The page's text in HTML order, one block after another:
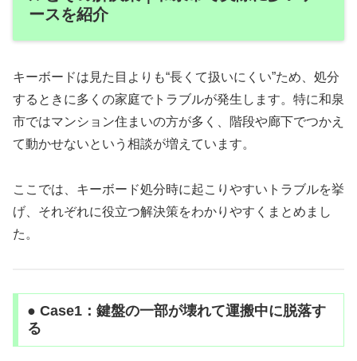
ースを紹介
キーボードは見た目よりも“長くて扱いにくい”ため、処分
するときに多くの家庭でトラブルが発生します。特に和泉
市ではマンション住まいの方が多く、階段や廊下でつかえ
て動かせないという相談が増えています。
ここでは、キーボード処分時に起こりやすいトラブルを挙
げ、それぞれに役立つ解決策をわかりやすくまとめまし
た。
● Case1：鍵盤の一部が壊れて運搬中に脱落す
る